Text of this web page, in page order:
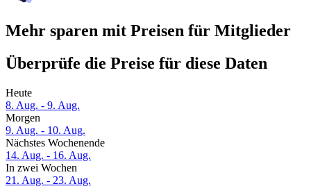
Mehr sparen mit Preisen für Mitglieder
Überprüfe die Preise für diese Daten
Heute
8. Aug. - 9. Aug.
Morgen
9. Aug. - 10. Aug.
Nächstes Wochenende
14. Aug. - 16. Aug.
In zwei Wochen
21. Aug. - 23. Aug.